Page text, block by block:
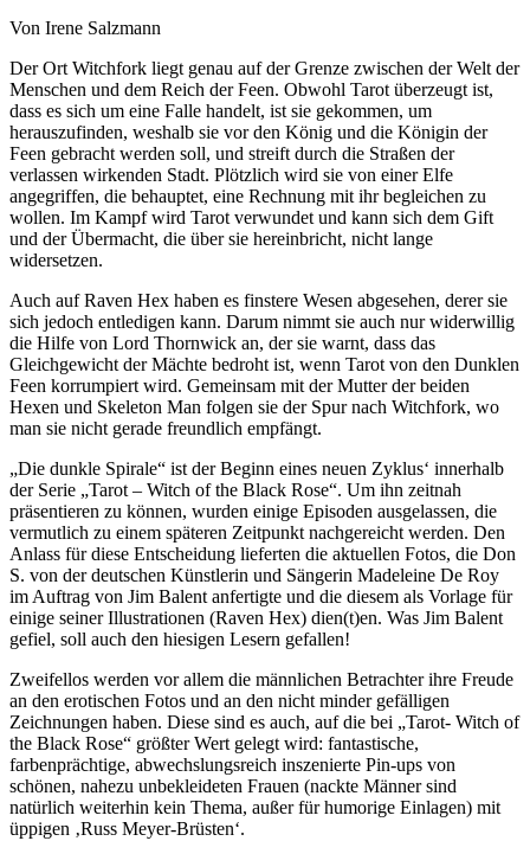
Von Irene Salzmann
Der Ort Witchfork liegt genau auf der Grenze zwischen der Welt der
Menschen und dem Reich der Feen. Obwohl Tarot überzeugt ist,
dass es sich um eine Falle handelt, ist sie gekommen, um
herauszufinden, weshalb sie vor den König und die Königin der
Feen gebracht werden soll, und streift durch die Straßen der
verlassen wirkenden Stadt. Plötzlich wird sie von einer Elfe
angegriffen, die behauptet, eine Rechnung mit ihr begleichen zu
wollen. Im Kampf wird Tarot verwundet und kann sich dem Gift
und der Übermacht, die über sie hereinbricht, nicht lange
widersetzen.
Auch auf Raven Hex haben es finstere Wesen abgesehen, derer sie
sich jedoch entledigen kann. Darum nimmt sie auch nur widerwillig
die Hilfe von Lord Thornwick an, der sie warnt, dass das
Gleichgewicht der Mächte bedroht ist, wenn Tarot von den Dunklen
Feen korrumpiert wird. Gemeinsam mit der Mutter der beiden
Hexen und Skeleton Man folgen sie der Spur nach Witchfork, wo
man sie nicht gerade freundlich empfängt.
„Die dunkle Spirale“ ist der Beginn eines neuen Zyklus‘ innerhalb
der Serie „Tarot – Witch of the Black Rose“. Um ihn zeitnah
präsentieren zu können, wurden einige Episoden ausgelassen, die
vermutlich zu einem späteren Zeitpunkt nachgereicht werden. Den
Anlass für diese Entscheidung lieferten die aktuellen Fotos, die Don
S. von der deutschen Künstlerin und Sängerin Madeleine De Roy
im Auftrag von Jim Balent anfertigte und die diesem als Vorlage für
einige seiner Illustrationen (Raven Hex) dien(t)en. Was Jim Balent
gefiel, soll auch den hiesigen Lesern gefallen!
Zweifellos werden vor allem die männlichen Betrachter ihre Freude
an den erotischen Fotos und an den nicht minder gefälligen
Zeichnungen haben. Diese sind es auch, auf die bei „Tarot- Witch of
the Black Rose“ größter Wert gelegt wird: fantastische,
farbenprächtige, abwechslungsreich inszenierte Pin-ups von
schönen, nahezu unbekleideten Frauen (nackte Männer sind
natürlich weiterhin kein Thema, außer für humorige Einlagen) mit
üppigen ‚Russ Meyer-Brüsten‘.